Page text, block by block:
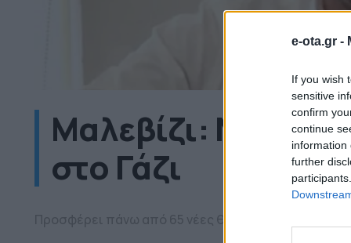
e-ota.gr -
If you wish
sensitive
confirm
continue
information
further
Μαλεβίζι: Νέος
στο Γάζι